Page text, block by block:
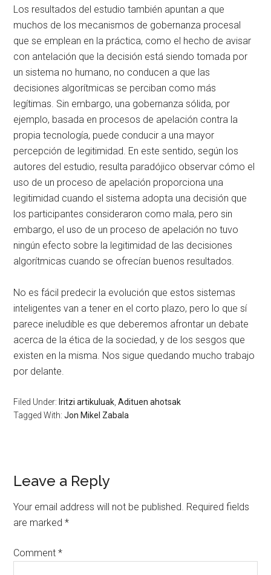
Los resultados del estudio también apuntan a que
muchos de los mecanismos de gobernanza procesal
que se emplean en la práctica, como el hecho de avisar
con antelación que la decisión está siendo tomada por
un sistema no humano, no conducen a que las
decisiones algorítmicas se perciban como más
legítimas. Sin embargo, una gobernanza sólida, por
ejemplo, basada en procesos de apelación contra la
propia tecnología, puede conducir a una mayor
percepción de legitimidad. En este sentido, según los
autores del estudio, resulta paradójico observar cómo el
uso de un proceso de apelación proporciona una
legitimidad cuando el sistema adopta una decisión que
los participantes consideraron como mala, pero sin
embargo, el uso de un proceso de apelación no tuvo
ningún efecto sobre la legitimidad de las decisiones
algorítmicas cuando se ofrecían buenos resultados.
No es fácil predecir la evolución que estos sistemas
inteligentes van a tener en el corto plazo, pero lo que sí
parece ineludible es que deberemos afrontar un debate
acerca de la ética de la sociedad, y de los sesgos que
existen en la misma. Nos sigue quedando mucho trabajo
por delante.
Filed Under: Iritzi artikuluak ,Adituen ahotsak
Tagged With:Jon Mikel Zabala
Leave a Reply
Your email address will not be published. Required fields
are marked*
Comment*